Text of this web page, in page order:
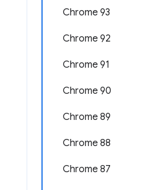
Chrome 93
Chrome 92
Chrome 91
Chrome 90
Chrome 89
Chrome 88
Chrome 87